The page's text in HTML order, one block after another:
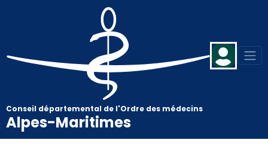
Aller au contenu principal
Conseil départemental de l'Ordre des médecins
Alpes-Maritimes
Panneau de gestion des cookies